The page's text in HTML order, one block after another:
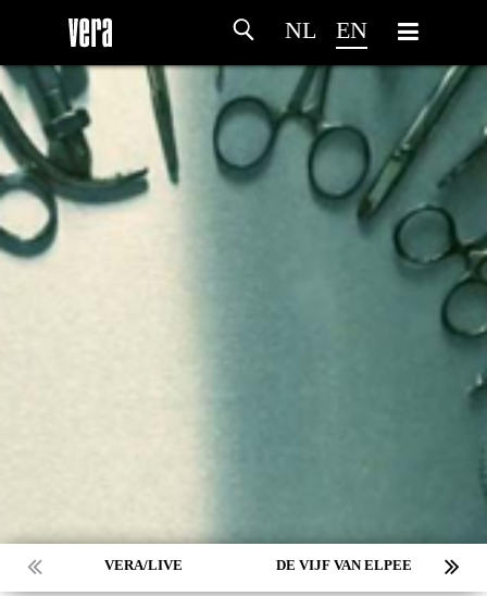
NL EN
VERA/LIVE DE VIJF VAN ELPEE